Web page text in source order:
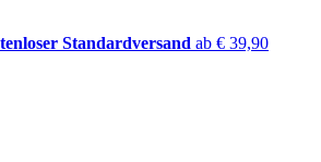
Standardversand ab € 39,90